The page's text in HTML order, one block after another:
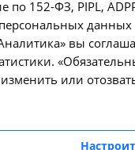
по 152-ФЗ, PIPL,
вы
или